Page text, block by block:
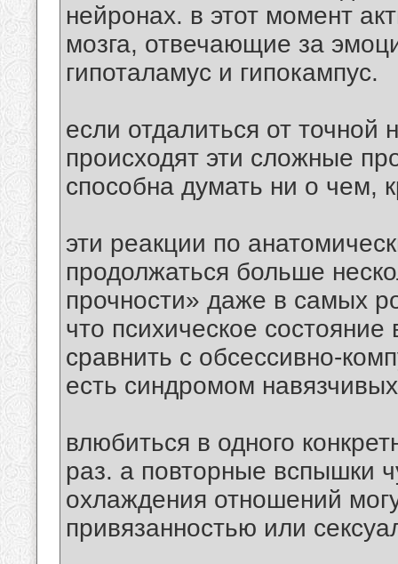
нейронах. в этот момент
мозга, отвечающие за
гипоталамус и гипокампус.
если отдалиться от точной
происходят эти сложные
способна думать ни о чем,
эти реакции по
продолжаться больше
прочности» даже в самых
что психическое
сравнить с обсессивно-
есть синдромом
влюбиться в одного
раз. а повторные вспышки
охлаждения отношений
привязанностью или